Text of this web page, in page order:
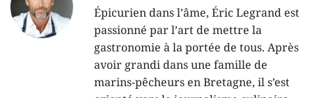
Épicurien dans l’âme, Éric Legrand est
passionné par l’art de mettre la
gastronomie à la portée de tous. Après
avoir grandi dans une famille de
marins-pêcheurs en Bretagne, il s’est